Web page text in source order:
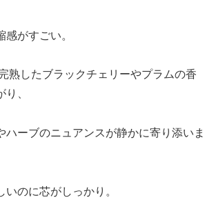
がすごい。
熟したブラックチェリーやプラムの香
、
ハーブのニュアンスが静かに寄り添いま
いのに芯がしっかり。